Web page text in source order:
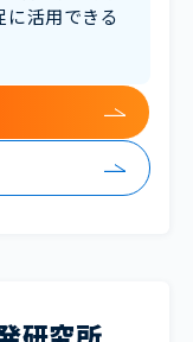
に活用できる